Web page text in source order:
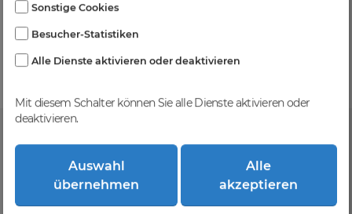
Kein Gebotsverfahren
First-Come-First-Serve-Prinzip abgewickelt.
Was ist DomainCatcher?
Sonstige Cookies
Besucher-Statistiken
Alle Dienste aktivieren oder deaktivieren
Mit diesem Schalter können Sie alle Dienste aktivieren oder
deaktivieren.
Auswahl
übernehmen
Alle
akzeptieren